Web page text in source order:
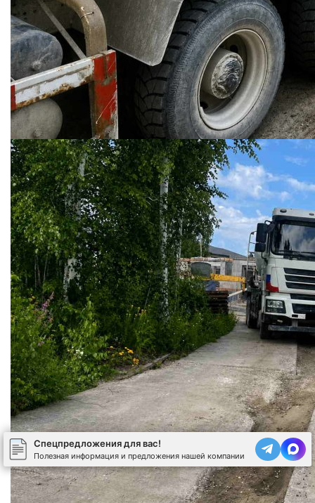
Спецпредложения для вас!
Полезная информация и предложения нашей компании